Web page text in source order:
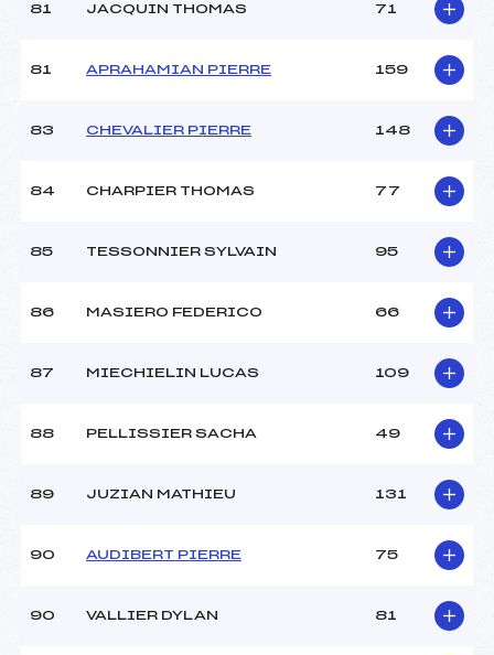
81 JACQUIN THOMAS 71
81 APRAHAMIAN PIERRE 159
83 CHEVALIER PIERRE 148
84 CHARPIER THOMAS 77
85 TESSONNIER SYLVAIN 95
86 MASIERO FEDERICO 66
87 MIECHIELIN LUCAS 109
88 PELLISSIER SACHA 49
89 JUZIAN MATHIEU 131
90 AUDIBERT PIERRE 75
90 VALLIER DYLAN 81